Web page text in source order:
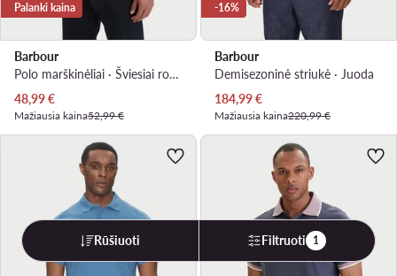
Palanki kaina
Barbour
Polo marškinėliai · Šviesiai rožinė
Dabartinė kaina
48,99€
Mažiausia kaina52,99 €
-16%
Barbour
Demisezoninė striukė · Juoda
Dabartinė kaina
184,99€
Mažiausia kaina220,99 €
Rūšiuoti Filtruoti 1